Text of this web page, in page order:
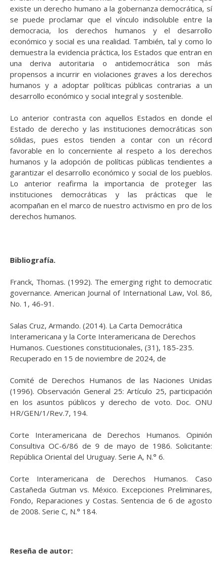
existe un derecho humano a la gobernanza democrática, sí
se puede proclamar que el vínculo indisoluble entre la
democracia, los derechos humanos y el desarrollo
económico y social es una realidad. También, tal y como lo
demuestra la evidencia práctica, los Estados que entran en
una deriva autoritaria o antidemocrática son más
propensos a incurrir en violaciones graves a los derechos
humanos y a adoptar políticas públicas contrarias a un
desarrollo económico y social integral y sostenible.
Lo anterior contrasta con aquellos Estados en donde el
Estado de derecho y las instituciones democráticas son
sólidas, pues estos tienden a contar con un récord
favorable en lo concerniente al respeto a los derechos
humanos y la adopción de políticas públicas tendientes a
garantizar el desarrollo económico y social de los pueblos.
Lo anterior reafirma la importancia de proteger las
instituciones democráticas y las prácticas que le
acompañan en el marco de nuestro activismo en pro de los
derechos humanos.
Bibliografía.
Franck, Thomas. (1992). The emerging right to democratic
governance. American Journal of International Law, Vol. 86,
No. 1, 46-91.
Salas Cruz, Armando. (2014). La Carta Democrática
Interamericana y la Corte Interamericana de Derechos
Humanos. Cuestiones constitucionales, (31), 185-235.
Recuperado en 15 de noviembre de 2024, de
Comité de Derechos Humanos de las Naciones Unidas
(1996). Observación General 25: Artículo 25, participación
en los asuntos públicos y derecho de voto. Doc. ONU
HR/GEN/1/Rev.7, 194.
Corte Interamericana de Derechos Humanos. Opinión
Consultiva OC-6/86 de 9 de mayo de 1986. Solicitante:
República Oriental del Uruguay. Serie A, N.° 6.
Corte Interamericana de Derechos Humanos. Caso
Castañeda Gutman vs. México. Excepciones Preliminares,
Fondo, Reparaciones y Costas. Sentencia de 6 de agosto
de 2008. Serie C, N.° 184.
Reseña de autor: